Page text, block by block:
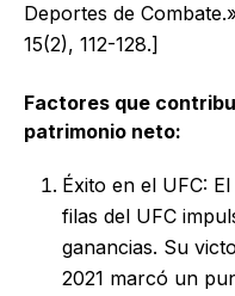
Deportes de
15(2), 112-128.]
Factores que
patrimonio neto:
Éxito en el UFC:
filas del UFC
ganancias. Su
2021 marcó un